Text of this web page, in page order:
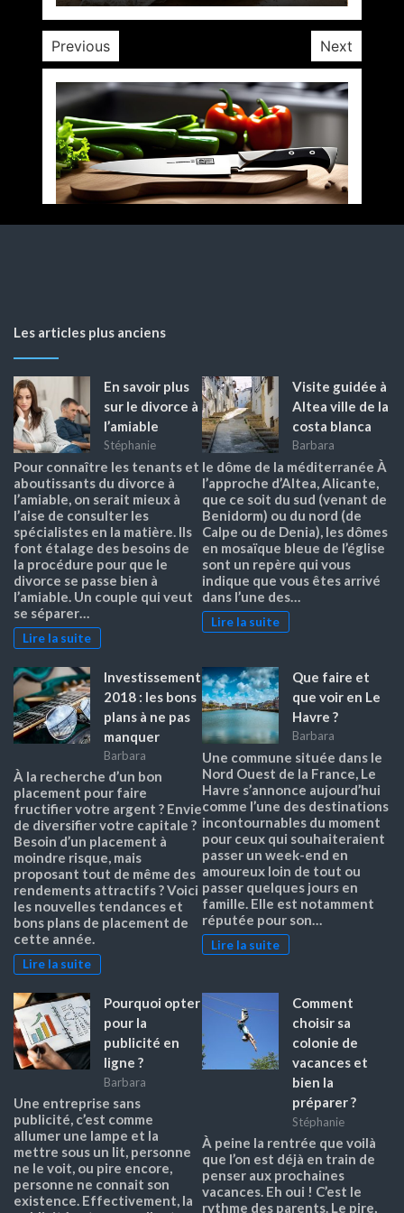
Previous Next
Les articles plus anciens
En savoir plus
sur le divorce à
l’amiable
Stéphanie
Pour connaître les tenants et
aboutissants du divorce à
l’amiable, on serait mieux à
l’aise de consulter les
spécialistes en la matière. Ils
font étalage des besoins de
la procédure pour que le
divorce se passe bien à
l’amiable. Un couple qui veut
se séparer…
Lire la suite
Visite guidée à
Altea ville de la
costa blanca
Barbara
le dôme de la méditerranée À
l’approche d’Altea, Alicante,
que ce soit du sud (venant de
Benidorm) ou du nord (de
Calpe ou de Denia), les dômes
en mosaïque bleue de l’église
sont un repère qui vous
indique que vous êtes arrivé
dans l’une des…
Lire la suite
Investissement
2018 : les bons
plans à ne pas
manquer
Barbara
À la recherche d’un bon
placement pour faire
fructifier votre argent ? Envie
de diversifier votre capitale ?
Besoin d’un placement à
moindre risque, mais
proposant tout de même des
rendements attractifs ? Voici
les nouvelles tendances et
bons plans de placement de
cette année.
Lire la suite
Que faire et
que voir en Le
Havre ?
Barbara
Une commune située dans le
Nord Ouest de la France, Le
Havre s’annonce aujourd’hui
comme l’une des destinations
incontournables du moment
pour ceux qui souhaiteraient
passer un week-end en
amoureux loin de tout ou
passer quelques jours en
famille. Elle est notamment
réputée pour son…
Lire la suite
Pourquoi opter
pour la
publicité en
ligne ?
Barbara
Une entreprise sans
publicité, c’est comme
allumer une lampe et la
mettre sous un lit, personne
ne le voit, ou pire encore,
personne ne connait son
existence. Effectivement, la
Comment
choisir sa
colonie de
vacances et
bien la
préparer ?
Stéphanie
À peine la rentrée que voilà
que l’on est déjà en train de
penser aux prochaines
vacances. Eh oui ! C’est le
rythme des parents. Le pire,